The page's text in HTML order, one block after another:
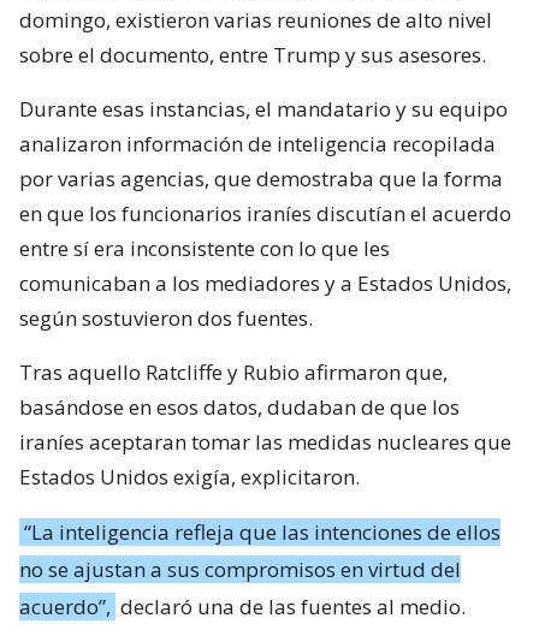
domingo, existieron varias reuniones de alto nivel
sobre el documento, entre Trump y sus asesores.
Durante esas instancias, el mandatario y su equipo
analizaron información de inteligencia recopilada
por varias agencias, que demostraba que la forma
en que los funcionarios iraníes discutían el acuerdo
entre sí era inconsistente con lo que les
comunicaban a los mediadores y a Estados Unidos,
según sostuvieron dos fuentes.
Tras aquello Ratcliffe y Rubio afirmaron que,
basándose en esos datos, dudaban de que los
iraníes aceptaran tomar las medidas nucleares que
Estados Unidos exigía, explicitaron.
“La inteligencia refleja que las intenciones de ellos
no se ajustan a sus compromisos en virtud del
acuerdo”, declaró una de las fuentes al medio.